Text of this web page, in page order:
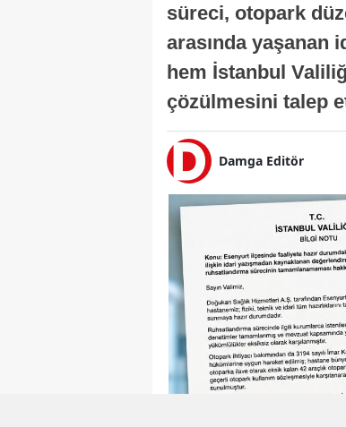
süreci, otopark
arasında yaşanan
hem İstanbul
çözülmesini talep
Damga Editör